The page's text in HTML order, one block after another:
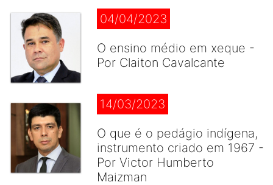
04/04/2023
O ensino médio em xeque -
Por Claiton Cavalcante
14/03/2023
O que é o pedágio indígena,
instrumento criado em 1967 -
Por Victor Humberto
Maizman